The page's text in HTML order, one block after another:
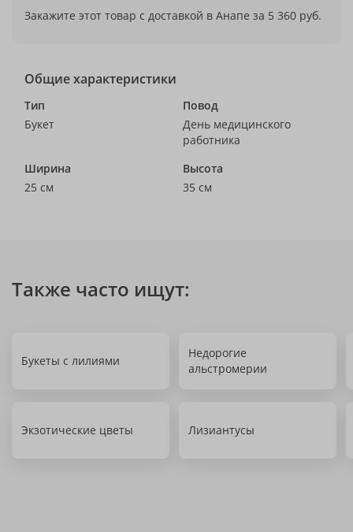
Закажите этот товар с доставкой в Анапе за 5 360 руб.
Общие характеристики
Тип
Букет
Повод
День медицинского
работника
Ширина
25 см
Высота
35 см
Также часто ищут:
Букеты с лилиями
Недорогие
альстромерии
Экзотические цветы Лизиантусы